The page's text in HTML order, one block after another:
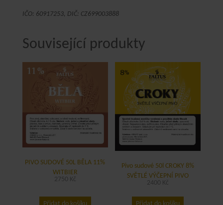
IČO: 60917253, DIČ: CZ699003888
Související produkty
PIVO SUDOVÉ 50L BĚLA 11%
WITBIER
2750 Kč
Pivo sudové 50l CROKY 8%
SVĚTLÉ VÝČEPNÍ PIVO
2400 Kč